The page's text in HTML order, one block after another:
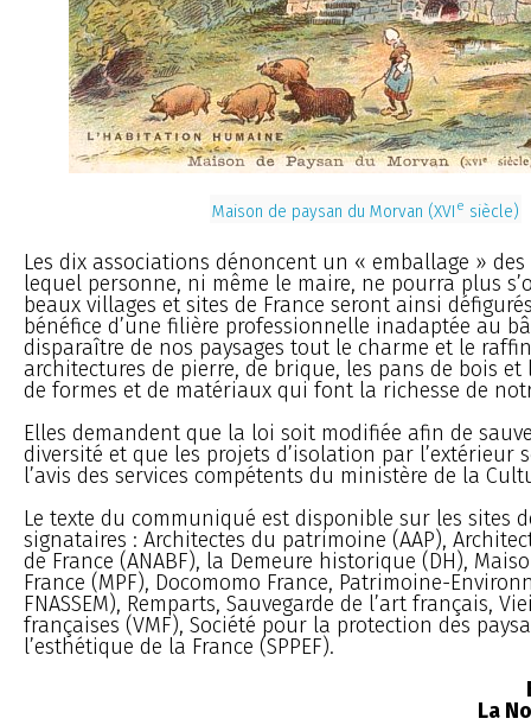
Maison de paysan du Morvan (XVI e siècle)
Les dix associations dénoncent un « emballage »
lequel personne, ni même le maire, ne pourra plus
beaux villages et sites de France seront ainsi
bénéfice d’une filière professionnelle inadaptée au
disparaître de nos paysages tout le charme et le
architectures de pierre, de brique, les pans de bois
de formes et de matériaux qui font la richesse de
Elles demandent que la loi soit modifiée afin de
diversité et que les projets d’isolation par l’extérieur
l’avis des services compétents du ministère de la
Le texte du communiqué est disponible sur les sites
signataires : Architectes du patrimoine (AAP),
de France (ANABF), la Demeure historique (DH),
France (MPF), Docomomo France, Patrimoine-
FNASSEM), Remparts, Sauvegarde de l’art français,
françaises (VMF), Société pour la protection des
l’esthétique de la France (SPPEF).
La